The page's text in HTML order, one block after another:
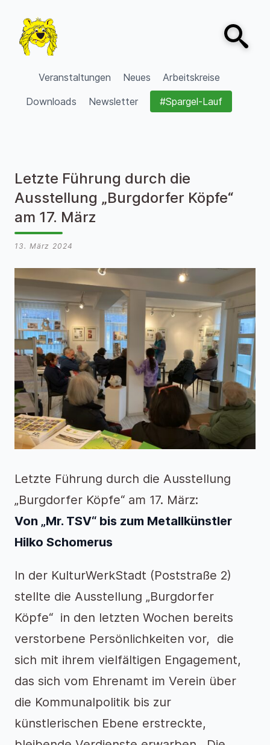
VVV Burgdorf
Veranstaltungen Neues
Arbeitskreise
Downloads
Newsletter #Spargel-Lauf
Open
Letzte Führung durch die
Ausstellung „Burgdorfer Köpfe“
am 17. März
13. März 2024
Letzte Führung durch die Ausstellung
„Burgdorfer Köpfe“ am 17. März:
Von „Mr. TSV“ bis zum Metallkünstler
Hilko Schomerus
In der KulturWerkStadt (Poststraße 2)
stellte die Ausstellung „Burgdorfer
Köpfe“ in den letzten Wochen bereits
verstorbene Persönlichkeiten vor, die
sich mit ihrem vielfältigen Engagement,
das sich vom Ehrenamt im Verein über
die Kommunalpolitik bis zur
künstlerischen Ebene erstreckte,